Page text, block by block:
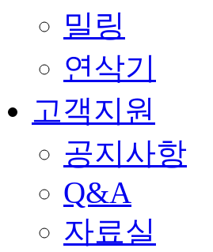
밀링
연삭기
고객지원
공지사항
Q&A
자료실